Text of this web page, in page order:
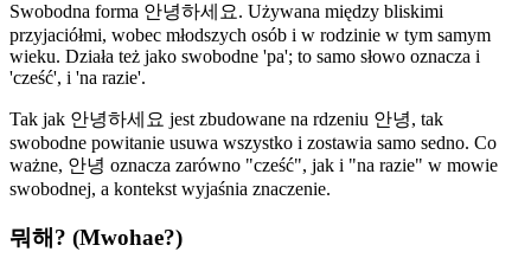
Swobodna forma 안녕하세요. Używana między bliskimi
przyjaciółmi, wobec młodszych osób i w rodzinie w tym samym
wieku. Działa też jako swobodne 'pa'; to samo słowo oznacza i
'cześć', i 'na razie'.
Tak jak 안녕하세요 jest zbudowane na rdzeniu 안녕, tak
swobodne powitanie usuwa wszystko i zostawia samo sedno. Co
ważne, 안녕 oznacza zarówno "cześć", jak i "na razie" w mowie
swobodnej, a kontekst wyjaśnia znaczenie.
뭐해? (Mwohae?)